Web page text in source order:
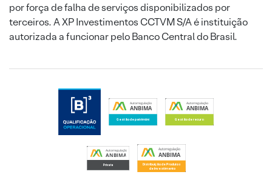
por força de falha de serviços disponibilizados por
terceiros. A XP Investimentos CCTVM S/A é instituição
autorizada a funcionar pelo Banco Central do Brasil.